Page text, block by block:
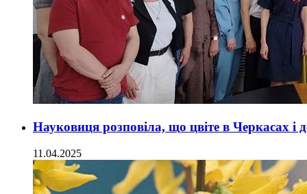
Науковиця розповіла, що цвіте в Черкасах
11.04.2025